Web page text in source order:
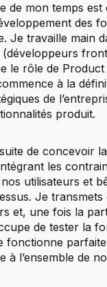
de mon temps est
des
Je travaille main
(développeurs
le rôle de
à la
de
produit.
de concevoir
les
utilisateurs et
Je transmets
et, une fois la
de tester la
fonctionne
à l’ensemble de